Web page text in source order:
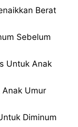
Berat
Sebelum
Untuk Anak
Anak Umur
Diminum